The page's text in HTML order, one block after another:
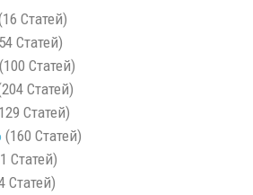
Статей)
Статей)
(100 Статей)
Статей)
Статей)
(160 Статей)
Статей)
Статей)